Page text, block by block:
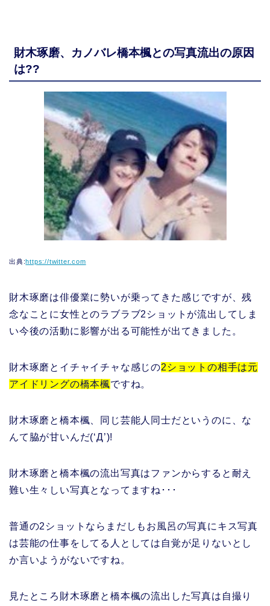
財木琢磨、カノバレ橋本楓との写真流出の原因
は??
出典:https://twitter.com
財木琢磨は俳優業に勢いが乗ってきた感じですが、残
念なことに女性とのラブラブ2ショットが流出してしま
い今後の活動に影響が出る可能性が出てきました。
財木琢磨とイチャイチャな感じの2ショットの相手は元
アイドリングの橋本楓ですね。
財木琢磨と橋本楓、同じ芸能人同士だというのに、な
んて脇が甘いんだ(‘Д’)!
財木琢磨と橋本楓の流出写真はファンからすると耐え
難い生々しい写真となってますね･･･
普通の2ショットならまだしもお風呂の写真にキス写真
は芸能の仕事をしてる人としては自覚が足りないとし
か言いようがないですね。
見たところ財木琢磨と橋本楓の流出した写真は自撮り